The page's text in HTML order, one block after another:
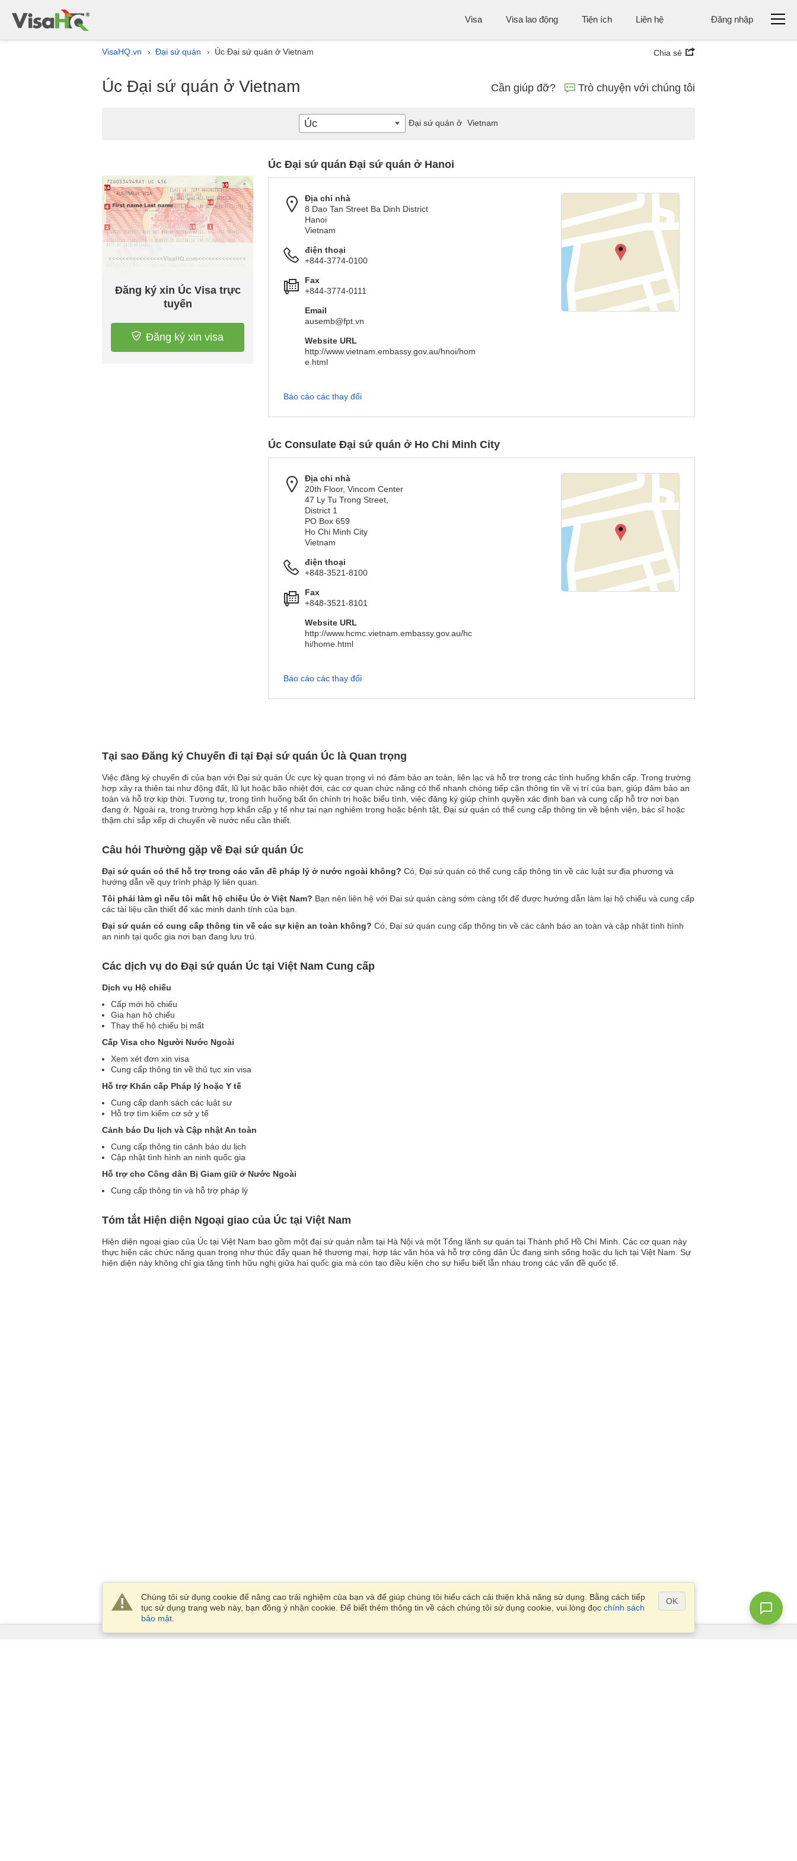
Visa Visa lao động Tiện ích Liên hệ Đăng nhập
VisaHQ.vn › Đại sứ quán › Úc Đại sứ quán ở Vietnam Chia sẻ
Úc Đại sứ quán ở Vietnam Cần giúp đỡ? Trò chuyện với chúng tôi
Tại sao Đăng ký Chuyến đi tại Đại sứ quán Úc là Quan trọng
Việc đăng ký chuyến đi của bạn với Đại sứ quán Úc cực kỳ quan trọng vì nó đảm bảo an toàn, liên lạc và hỗ trợ trong các tình huống khẩn cấp. Trong trường
hợp xảy ra thiên tai như động đất, lũ lụt hoặc bão nhiệt đới, các cơ quan chức năng có thể nhanh chóng tiếp cận thông tin về vị trí của bạn, giúp đảm bảo an
toàn và hỗ trợ kịp thời. Tương tự, trong tình huống bất ổn chính trị hoặc biểu tình, việc đăng ký giúp chính quyền xác định bạn và cung cấp hỗ trợ nơi bạn
đang ở. Ngoài ra, trong trường hợp khẩn cấp y tế như tai nạn nghiêm trọng hoặc bệnh tật, Đại sứ quán có thể cung cấp thông tin về bệnh viện, bác sĩ hoặc
thậm chí sắp xếp di chuyển về nước nếu cần thiết.
Câu hỏi Thường gặp về Đại sứ quán Úc
Đại sứ quán có thể hỗ trợ trong các vấn đề pháp lý ở nước ngoài không? Có, Đại sứ quán có thể cung cấp thông tin về các luật sư địa phương và
hướng dẫn về quy trình pháp lý liên quan.
Tôi phải làm gì nếu tôi mất hộ chiếu Úc ở Việt Nam? Bạn nên liên hệ với Đại sứ quán càng sớm càng tốt để được hướng dẫn làm lại hộ chiếu và cung cấp
các tài liệu cần thiết để xác minh danh tính của bạn.
Đại sứ quán có cung cấp thông tin về các sự kiện an toàn không? Có, Đại sứ quán cung cấp thông tin về các cảnh báo an toàn và cập nhật tình hình
an ninh tại quốc gia nơi bạn đang lưu trú.
Các dịch vụ do Đại sứ quán Úc tại Việt Nam Cung cấp
Dịch vụ Hộ chiếu
Cấp mới hộ chiếu
Gia hạn hộ chiếu
Thay thế hộ chiếu bị mất
Cấp Visa cho Người Nước Ngoài
Xem xét đơn xin visa
Cung cấp thông tin về thủ tục xin visa
Hỗ trợ Khẩn cấp Pháp lý hoặc Y tế
Cung cấp danh sách các luật sư
Hỗ trợ tìm kiếm cơ sở y tế
Cảnh báo Du lịch và Cập nhật An toàn
Cung cấp thông tin cảnh báo du lịch
Cập nhật tình hình an ninh quốc gia
Hỗ trợ cho Công dân Bị Giam giữ ở Nước Ngoài
Cung cấp thông tin và hỗ trợ pháp lý
Tóm tắt Hiện diện Ngoại giao của Úc tại Việt Nam
Hiện diện ngoại giao của Úc tại Việt Nam bao gồm một đại sứ quán nằm tại Hà Nội và một Tổng lãnh sự quán tại Thành phố Hồ Chí Minh. Các cơ quan này
thực hiện các chức năng quan trọng như thúc đẩy quan hệ thương mại, hợp tác văn hóa và hỗ trợ công dân Úc đang sinh sống hoặc du lịch tại Việt Nam. Sự
hiện diện này không chỉ gia tăng tình hữu nghị giữa hai quốc gia mà còn tạo điều kiện cho sự hiểu biết lẫn nhau trong các vấn đề quốc tế.
Đăng ký xin Úc Visa trực
tuyến
Đăng ký xin visa
Úc Đại sứ quán Đại sứ quán ở Hanoi
Địa chỉ nhà
8 Dao Tan Street Ba Dinh District
Hanoi
Vietnam
điện thoại
+844-3774-0100
Fax
+844-3774-0111
Email
ausemb@fpt.vn
Website URL
http://www.vietnam.embassy.gov.au/hnoi/hom
e.html
Báo cáo các thay đổi
Úc Consulate Đại sứ quán ở Ho Chi Minh City
Địa chỉ nhà
20th Floor, Vincom Center
47 Ly Tu Trong Street,
District 1
PO Box 659
Ho Chi Minh City
Vietnam
điện thoại
+848-3521-8100
Fax
+848-3521-8101
Website URL
http://www.hcmc.vietnam.embassy.gov.au/hc
hi/home.html
Báo cáo các thay đổi
Úc Đại sứ quán ở Vietnam
Chúng tôi sử dụng cookie để nâng cao trải nghiệm của bạn và để giúp chúng tôi hiểu cách cải thiện khả năng sử dụng. Bằng cách tiếp
tục sử dụng trang web này, bạn đồng ý nhận cookie. Để biết thêm thông tin về cách chúng tôi sử dụng cookie, vui lòng đọc chính sách
bảo mật
OK